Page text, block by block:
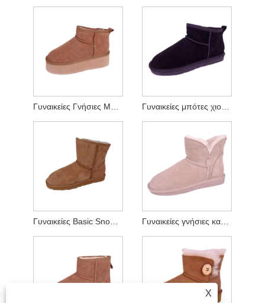
Γυναικείες μπότες χιονιού από δέρμα αγελάδας suede
Γυναικείες Basic Snow Boots με Memory Foam Γυναικείες γνήσιες καστόρινες μπότες χιονιού
X